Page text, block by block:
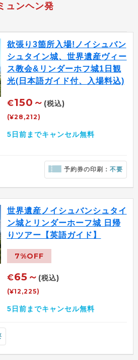
ュンヘン発
欲張り3箇所入場!ノイシュバン
シュタイン城、世界遺産ヴィー
ス教会&リンダーホフ城1日観
光(日本語ガイド付、入場料込)
€150～ (税込)
(¥28,212)
5日前までキャンセル無料
予約券の印刷：不要
世界遺産ノイシュバンシュタイ
ン城とリンダーホーフ城 日帰
りツアー【英語ガイド】
7%OFF
€65～ (税込)
(¥12,225)
5日前までキャンセル無料